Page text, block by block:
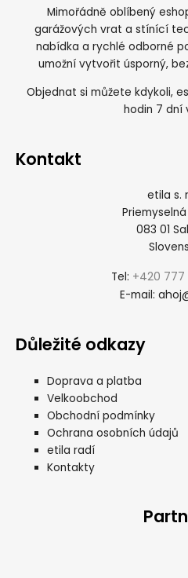
Mimořádně oblíbený
garážových vrat a stínící
nabídka a rychlé odborné
umožní vytvořit úsporný,
Objednat si můžete kdykoli,
hodin 7 dní
Kontakt
etila s.
083 01
Tel: +420
E-mail:
Důležité odkazy
Doprava a platba
Velkoobchod
Obchodní podmínky
Ochrana osobních údajů
etila radí
Kontakty